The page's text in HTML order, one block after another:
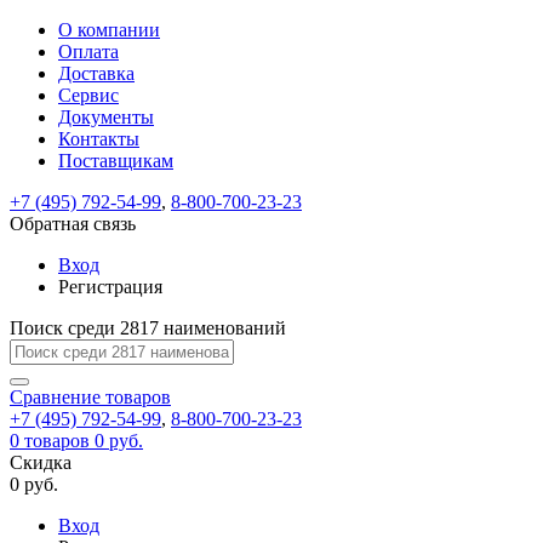
ВходРегистрация
test@example.com
отправлена
по
ней
завершения
регистрации.
Ок
Запомнить
меня
Забыли
Восстановление
пароля
Заполните
форму.
Мы
отправим
ссылку
указанный
электронный
перейдя
по
которой
вы
задать
На
вашу
почту
test@test.ru
ссылка.
Перейдите
по
для
смены
пароля.
Введите
новый
пароль
Сменить
Пароль
успешно
восстановлен
Обратная
связь
Сообщение
пользовательского
сообщение
успешно
отправлено.
О компании
Оплата
Доставка
Сервис
Документы
Контакты
Поставщикам
+7 (495) 792-54-99, 8-800-700-23-23
Обратная связь
Вход
Регистрация
Поиск среди 2817 наименований
Сравнение товаров
+7 (495) 792-54-99, 8-800-700-23-23
0 товаров 0 руб.
Скидка
0 руб.
Вход